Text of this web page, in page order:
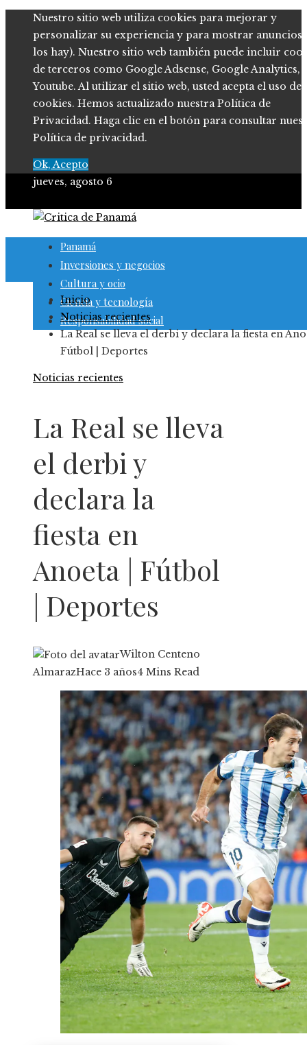
Nuestro sitio web utiliza cookies para mejorar y
personalizar su experiencia y para mostrar anuncios
los hay). Nuestro sitio web también puede incluir
de terceros como Google Adsense, Google Analytics,
Youtube. Al utilizar el sitio web, usted acepta el uso de
cookies. Hemos actualizado nuestra Política de
Privacidad. Haga clic en el botón para consultar
Política de privacidad.
Ok, Acepto
jueves, agosto 6
Panamá
Inversiones y negocios
Cultura y ocio
Ciencia y tecnología
Responsabilidad social
Inicio
Noticias recientes
La Real se lleva el derbi y declara la fiesta en
Fútbol | Deportes
Noticias recientes
La Real se lleva
el derbi y
declara la
fiesta en
Anoeta | Fútbol
| Deportes
Wilton Centeno
AlmarazHace 3 años4 Mins Read